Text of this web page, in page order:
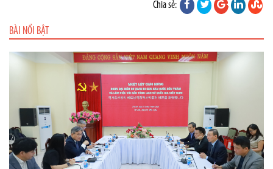
Chia sẻ:
BÀI NỔI BẬT